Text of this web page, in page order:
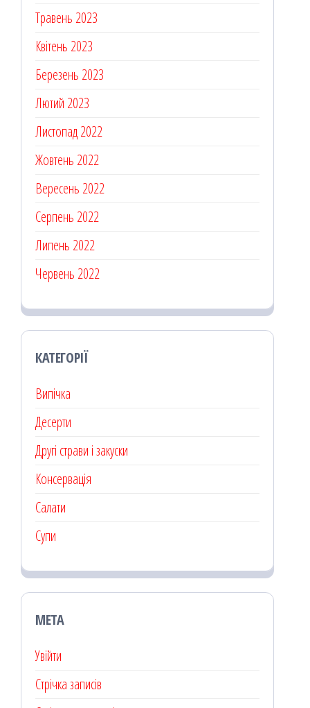
Травень 2023
Квітень 2023
Березень 2023
Лютий 2023
Листопад 2022
Жовтень 2022
Вересень 2022
Серпень 2022
Липень 2022
Червень 2022
КАТЕГОРІЇ
Випічка
Десерти
Другі страви і закуски
Консервація
Салати
Супи
МЕТА
Увійти
Стрічка записів